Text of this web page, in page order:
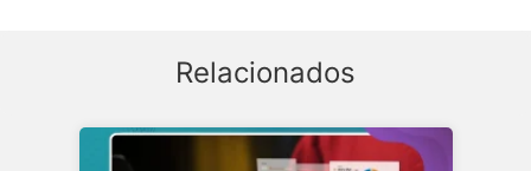
Relacionados